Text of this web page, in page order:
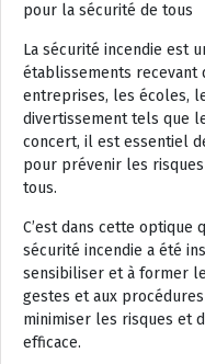
pour la sécurité de tous
La sécurité incendie est
établissements recevant
entreprises, les écoles,
divertissement tels que
concert, il est essentiel
pour prévenir les
tous.
C’est dans cette optique
sécurité incendie a été
sensibiliser et à former
gestes et aux
minimiser les risques et
efficace.